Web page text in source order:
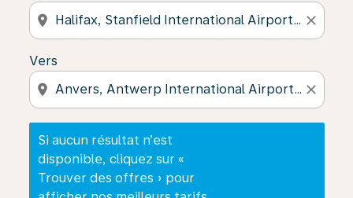
location_on close
Vers
location_on close
Si aucun résultat n’est
disponible, cliquez sur «
Trouver des offres » pour